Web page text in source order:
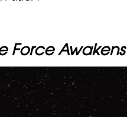
Force Awakens